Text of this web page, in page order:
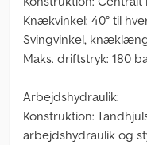
Knækvinkel: 40° til
Svingvinkel,
Maks. driftstryk: 180
Arbejdshydraulik:
Konstruktion:
arbejdshydraulik og